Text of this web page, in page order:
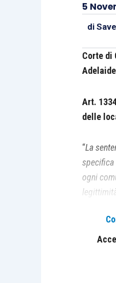
5
di
Corte di
Art.
delle
“La
specifica
ogni
da